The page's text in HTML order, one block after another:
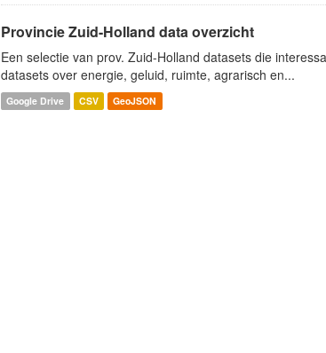
Provincie Zuid-Holland data overzicht
Een selectie van prov. Zuid-Holland datasets die
datasets over energie, geluid, ruimte, agrarisch en...
Google Drive CSV GeoJSON